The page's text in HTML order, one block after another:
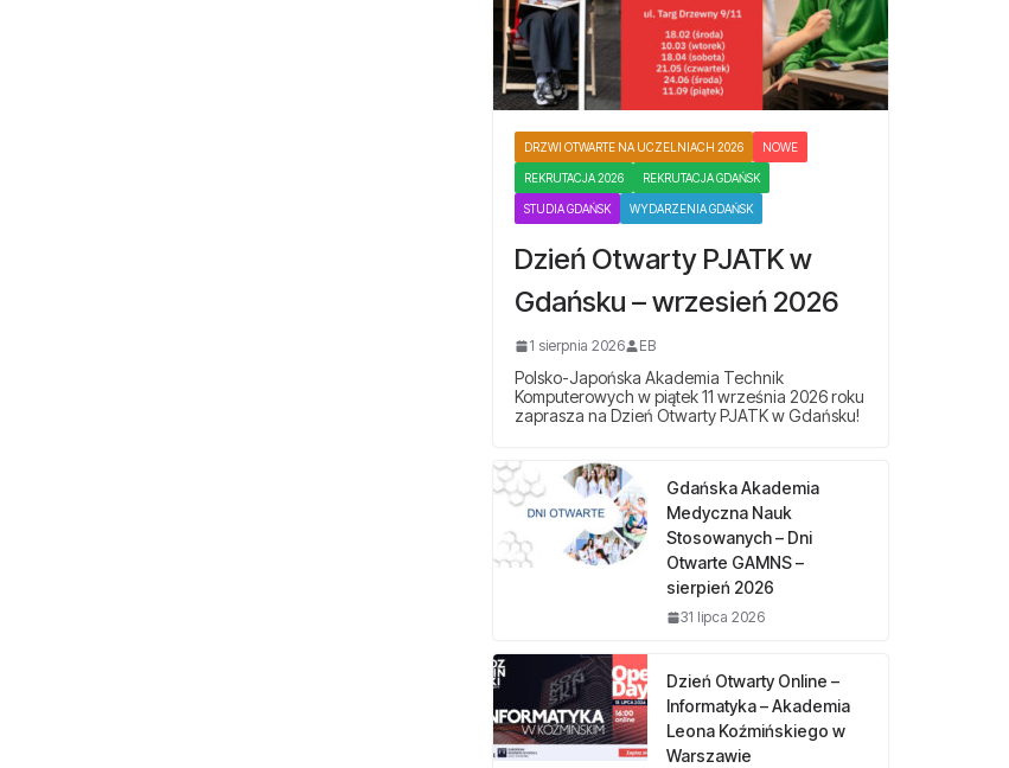
DRZWI OTWARTE NA UCZELNIACH 2026 NOWE
REKRUTACJA 2026 REKRUTACJA GDAŃSK
STUDIA GDAŃSK WYDARZENIA GDAŃSK
Dzień Otwarty PJATK w
Gdańsku – wrzesień 2026
1 sierpnia 2026 EB
Polsko-Japońska Akademia Technik
Komputerowych w piątek 11 września 2026 roku
zaprasza na Dzień Otwarty PJATK w Gdańsku!
Gdańska Akademia
Medyczna Nauk
Stosowanych – Dni
Otwarte GAMNS –
sierpień 2026
31 lipca 2026
Dzień Otwarty Online –
Informatyka – Akademia
Leona Koźmińskiego w
Warszawie